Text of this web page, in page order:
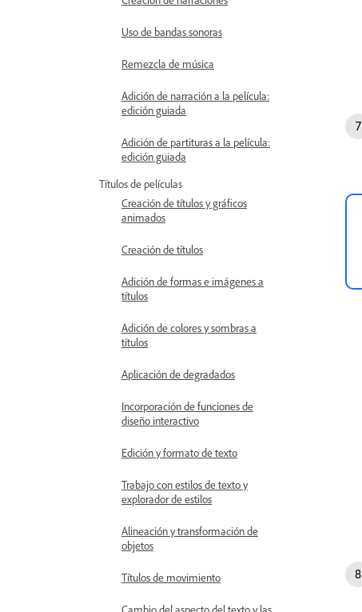
Uso de bandas sonoras
Remezcla de música
Adición de narración a la película:
edición guiada
Adición de partituras a la película:
edición guiada
Títulos de películas
Creación de títulos y gráficos
animados
Creación de títulos
Adición de formas e imágenes a
títulos
Adición de colores y sombras a
títulos
Aplicación de degradados
Incorporación de funciones de
diseño interactivo
Edición y formato de texto
Trabajo con estilos de texto y
explorador de estilos
Alineación y transformación de
objetos
Títulos de movimiento
Cambio del aspecto del texto y las